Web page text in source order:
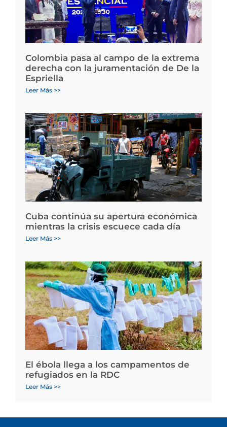
Colombia pasa al campo de la extrema
derecha con la juramentación de De la
Espriella
Leer Más >>
Cuba continúa su apertura económica
mientras la crisis escuece cada día
Leer Más >>
El ébola llega a los campamentos de
refugiados en la RDC
Leer Más >>